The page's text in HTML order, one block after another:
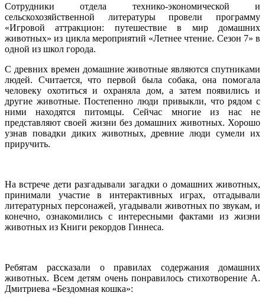
Сотрудники отдела технико-экономической и
сельскохозяйственной литературы провели программу
«Игровой аттракцион: путешествие в мир домашних
животных» из цикла мероприятий «Летнее чтение. Сезон 7» в
одной из школ города.
C древних времен домашние животные являются спутниками
людей. Считается, что первой была собака, она помогала
человеку охотиться и охраняла дом, а затем появились и
другие животные. Постепенно люди привыкли, что рядом с
ними находятся питомцы. Сейчас многие из нас не
представляют своей жизни без домашних животных. Хорошо
узнав повадки диких животных, древние люди сумели их
приручить.
На встрече дети разгадывали загадки о домашних животных,
принимали участие в интерактивных играх, отгадывали
литературных персонажей, угадывали животных по звукам, и
конечно, ознакомились с интересными фактами из жизни
животных из Книги рекордов Гиннеса.
Ребятам рассказали о правилах содержания домашних
животных. Всем детям очень понравилось стихотворение А.
Дмитриева «Бездомная кошка»: